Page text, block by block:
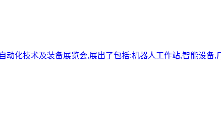
化技术及装备展览会,展出了包括:机器人工作站,智能设备,